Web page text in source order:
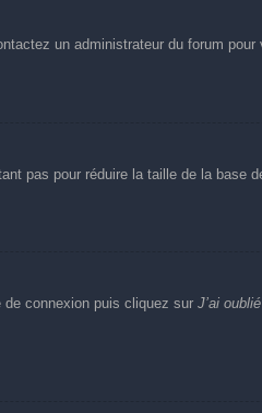
un administrateur du forum pour
pas pour réduire la taille de la base
connexion puis cliquez sur J’ai